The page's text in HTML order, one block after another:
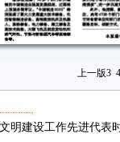
上一版3 4
明建设工作先进代表